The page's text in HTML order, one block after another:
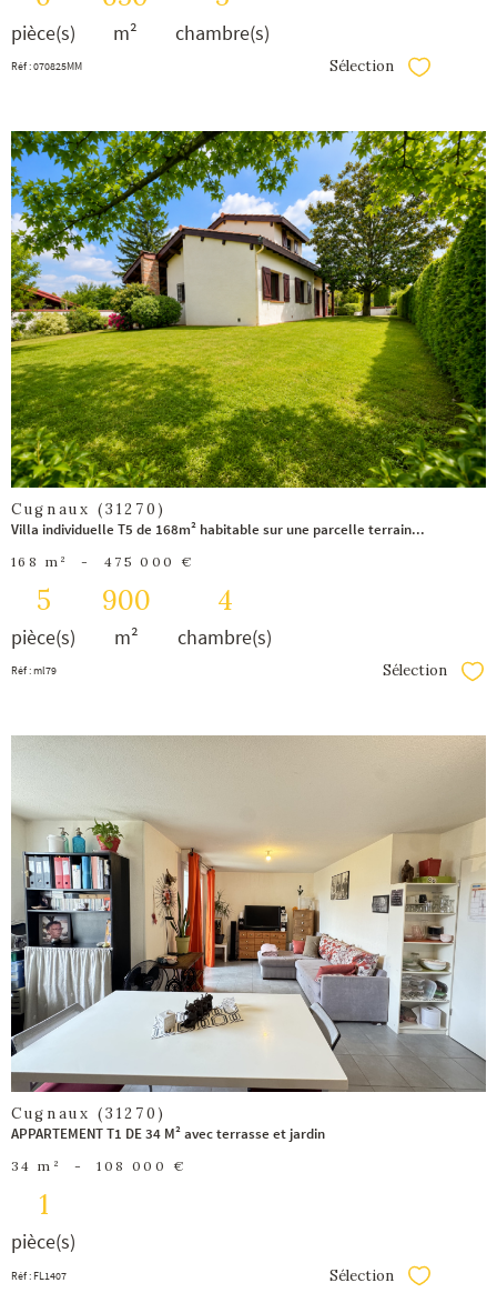
pièce(s) m² chambre(s)
Réf : 070825MM Sélection Sélectionner
voir le
bien
Cugnaux (31270)
Villa individuelle T5 de 168m² habitable sur une parcelle terrain...
168 m² - 475 000 €
5
pièce(s)
900
m²
4
chambre(s)
Réf : ml79 Sélection
voir le
bien
Cugnaux (31270)
APPARTEMENT T1 DE 34 M² avec terrasse et jardin
34 m² - 108 000 €
1
pièce(s)
Réf : FL1407 Sélection Sélectionner